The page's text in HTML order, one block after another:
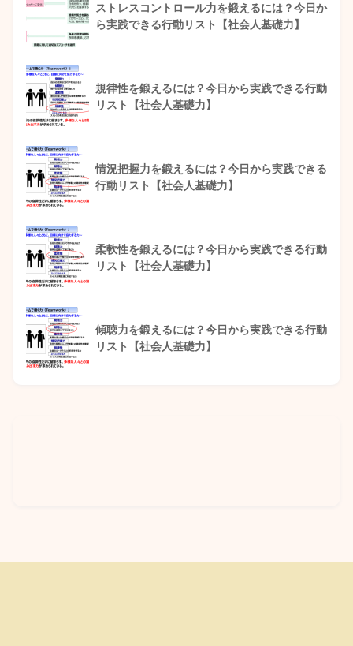
ストレスコントロール力を鍛えるには？今日か
ら実践できる行動リスト【社会人基礎力】
規律性を鍛えるには？今日から実践できる行動
リスト【社会人基礎力】
情況把握力を鍛えるには？今日から実践できる
行動リスト【社会人基礎力】
柔軟性を鍛えるには？今日から実践できる行動
リスト【社会人基礎力】
傾聴力を鍛えるには？今日から実践できる行動
リスト【社会人基礎力】